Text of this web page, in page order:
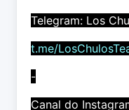
Telegram: Los
t.me/
-
Canal do